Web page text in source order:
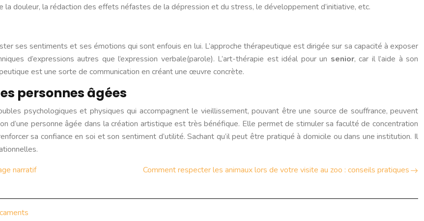
douleur, la rédaction des effets néfastes de la dépression et du stress, le développement d’initiative, etc.
ses sentiments et ses émotions qui sont enfouis en lui. L’approche thérapeutique est dirigée sur sa capacité à exposer
d’expressions autres que l’expression verbale(parole). L’art-thérapie est idéal pour un senior, car il l’aide à son
est une sorte de communication en créant une œuvre concrète.
personnes âgées
psychologiques et physiques qui accompagnent le vieillissement, pouvant être une source de souffrance, peuvent
d’une personne âgée dans la création artistique est très bénéfique. Elle permet de stimuler sa faculté de concentration
sa confiance en soi et son sentiment d’utilité. Sachant qu’il peut être pratiqué à domicile ou dans une institution. Il
narratif
Comment respecter les animaux lors de votre visite au zoo : conseils pratiques